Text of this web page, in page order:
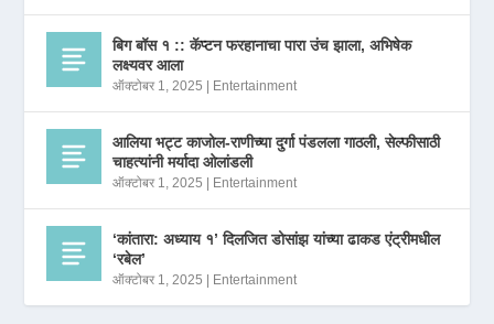
बिग बॉस १ :: कॅप्टन फरहानाचा पारा उंच झाला, अभिषेक
लक्ष्यवर आला
ऑक्टोबर 1, 2025 Entertainment
आलिया भट्ट काजोल-राणीच्या दुर्गा पंडलला गाठली, सेल्फीसाठी
चाहत्यांनी मर्यादा ओलांडली
ऑक्टोबर 1, 2025 Entertainment
‘कांतारा: अध्याय १’ दिलजित डोसांझ यांच्या ढाकड एंट्रीमधील
‘रबेल’
ऑक्टोबर 1, 2025 Entertainment